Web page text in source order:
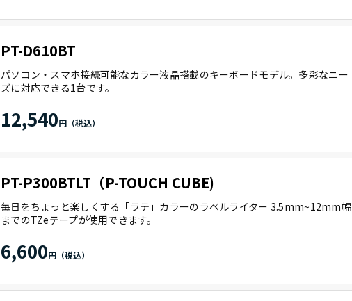
PT-D610BT
パソコン・スマホ接続可能なカラー液晶搭載のキーボードモデル。多彩なニー
ズに対応できる1台です。
12,540
PT-P300BTLT（P-TOUCH CUBE)
毎日をちょっと楽しくする「ラテ」カラーのラベルライター 3.5mm~12mm幅
までのTZeテープが使用できます。
6,600